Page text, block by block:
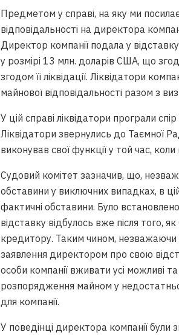
Предметом у справі, на яку ми
відповідальності на директора
Директор компанії подала у
у розмірі 13 млн. доларів США, що
згодом її ліквідації. Ліквідатори
майнової відповідальності разом з
У цій справі ліквідатори програли
Ліквідатори звернулись до Таємної
виконував свої функції у той час,
Судовий комітет зазначив, що,
обставини у виключних випадках, в
фактичні обставини. Було
відставку відбулось вже після того,
кредитору. Таким чином, незважаючи
заявлення директором про свою
особи компанії вживати усі можливі
розпорядження майном у
для компанії.
У поведінці директора компанії були